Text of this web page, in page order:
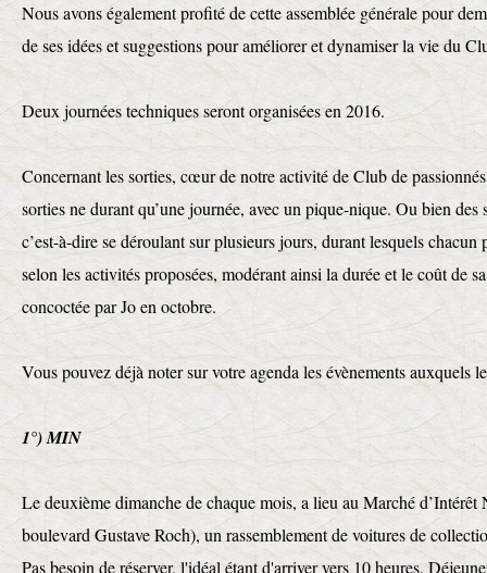
Nous avons également profité de cette assemblée générale pour
de ses idées et suggestions pour améliorer et dynamiser la vie du
Deux journées techniques seront organisées en 2016.
Concernant les sorties, cœur de notre activité de Club de
sorties ne durant qu’une journée, avec un pique-nique. Ou bien des
c’est-à-dire se déroulant sur plusieurs jours, durant lesquels
selon les activités proposées, modérant ainsi la durée et le coût de
concoctée par Jo en octobre.
Vous pouvez déjà noter sur votre agenda les évènements auxquels
1°) MIN
Le deuxième dimanche de chaque mois, a lieu au Marché
boulevard Gustave Roch), un rassemblement de voitures de
Pas besoin de réserver, l'idéal étant d'arriver vers 10 heures.